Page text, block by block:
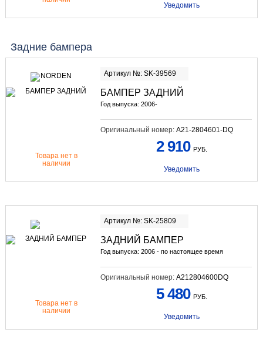
Уведомить
Задние бампера
Артикул №: SK-39569
БАМПЕР ЗАДНИЙ
Год выпуска: 2006-
Оригинальный номер: A21-2804601-DQ
Товара нет в
наличии
2 910 РУБ.
Уведомить
Артикул №: SK-25809
ЗАДНИЙ БАМПЕР
Год выпуска: 2006 - по настоящее время
Оригинальный номер: A212804600DQ
Товара нет в
наличии
5 480 РУБ.
Уведомить